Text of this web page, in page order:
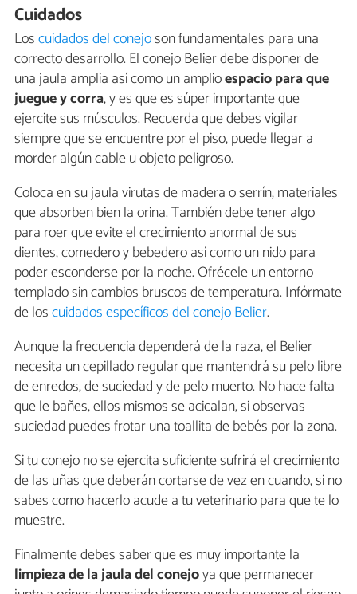
Cuidados
Loscuidados del conejoson fundamentales para una
correcto desarrollo. El conejo Belier debe disponer de
una jaula amplia así como un amplioespacio para que
juegue y corra, y es que es súper importante que
ejercite sus músculos. Recuerda que debes vigilar
siempre que se encuentre por el piso, puede llegar a
morder algún cable u objeto peligroso.
Coloca en su jaula virutas de madera o serrín, materiales
que absorben bien la orina. También debe tener algo
para roer que evite el crecimiento anormal de sus
dientes, comedero y bebedero así como un nido para
poder esconderse por la noche. Ofrécele un entorno
templado sin cambios bruscos de temperatura. Infórmate
de loscuidados específicos del conejo Belier.
Aunque la frecuencia dependerá de la raza, el Belier
necesita un cepillado regular que mantendrá su pelo libre
de enredos, de suciedad y de pelo muerto. No hace falta
que le bañes, ellos mismos se acicalan, si observas
suciedad puedes frotar una toallita de bebés por la zona.
Si tu conejo no se ejercita suficiente sufrirá el crecimiento
de las uñas que deberán cortarse de vez en cuando, si no
sabes como hacerlo acude a tu veterinario para que te lo
muestre.
Finalmente debes saber que es muy importante la
limpieza de la jaula del conejoya que permanecer